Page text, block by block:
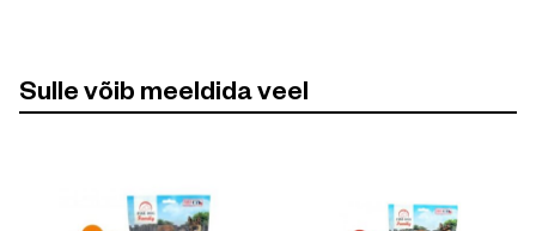
Sulle võib meeldida veel